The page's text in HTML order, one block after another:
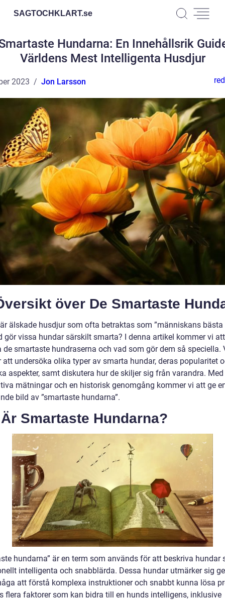
SAGTOCHKLART.se
Hundarna: En Innehållsrik
Världens Mest Intelligenta Husdjur
2023 Jon Larsson
över De Smartaste
älskade husdjur som ofta betraktas som ”människans bästa
gör vissa hundar särskilt smarta? I denna artikel kommer vi att
de smartaste hundraserna och vad som gör dem så speciella.
att undersöka olika typer av smarta hundar, deras popularitet
aspekter, samt diskutera hur de skiljer sig från varandra. Med
mätningar och en historisk genomgång kommer vi att ge
bild av ”smartaste hundarna”.
Smartaste Hundarna?
hundarna” är en term som används för att beskriva hundar
intelligenta och snabblärda. Dessa hundar utmärker sig
att förstå komplexa instruktioner och snabbt kunna lösa
flera faktorer som kan bidra till en hunds intelligens, inklusive